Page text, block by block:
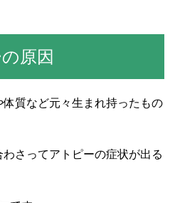
原因
質など元々生まれ持ったもの
さってアトピーの症状が出る